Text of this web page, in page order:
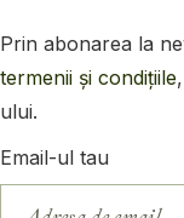
Prin abonarea la
termenii și condițiile,
ului.
Email-ul tau